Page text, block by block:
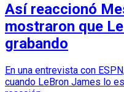
Así reaccionó
mostraron que
grabando
En una entrevista con
cuando LeBron James lo